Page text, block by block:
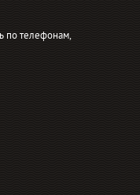
по телефонам,